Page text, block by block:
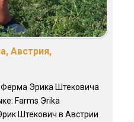
Австрия,
Ферма Эрика Штековича
Farms Эrika
Штекович в Австрии